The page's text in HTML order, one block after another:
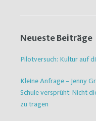
Neueste Beiträge
Pilotversuch: Kultur auf
Kleine Anfrage – Jenny
Schule versprüht: Nicht
zu tragen